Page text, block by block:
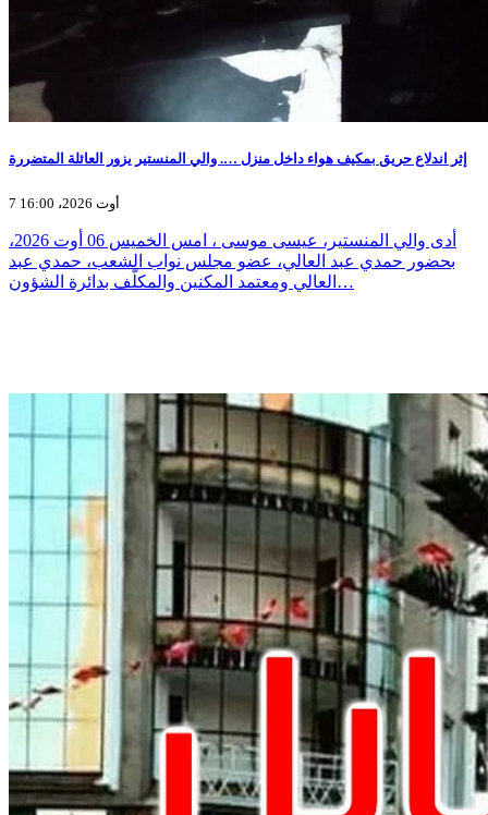
إثر اندلاع حريق بمكيف هواء داخل منزل …. والي المنستير يزور العائلة المتضررة
7 أوت 2026، 16:00
أدى والي المنستير، عيسى موسى ، امس الخميس 06 أوت 2026،
بحضور حمدي عبد العالي، عضو مجلس نواب الشعب، حمدي عبد
العالي ومعتمد المكنين والمكلّف بدائرة الشؤون…